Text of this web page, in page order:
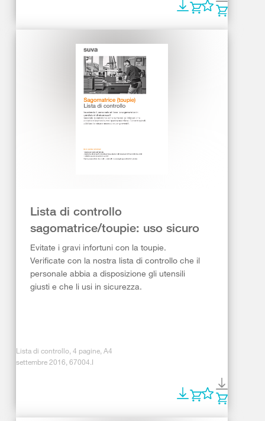
Lista di controllo
sagomatrice/toupie: uso sicuro
Evitate i gravi infortuni con la toupie.
Verificate con la nostra lista di controllo che il
personale abbia a disposizione gli utensili
giusti e che li usi in sicurezza.
Lista di controllo, 4 pagine, A4
settembre 2016, 67004.I